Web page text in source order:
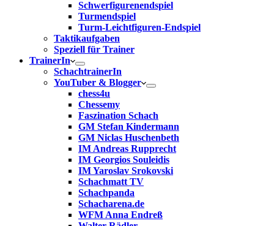
Schwerfigurenendspiel
Turmendspiel
Turm-Leichtfiguren-Endspiel
Taktikaufgaben
Speziell für Trainer
TrainerIn
SchachtrainerIn
YouTuber & Blogger
chess4u
Chessemy
Faszination Schach
GM Stefan Kindermann
GM Niclas Huschenbeth
IM Andreas Rupprecht
IM Georgios Souleidis
IM Yaroslav Srokovski
Schachmatt TV
Schachpanda
Schacharena.de
WFM Anna Endreß